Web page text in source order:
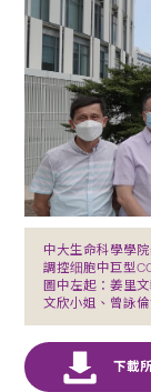
中大生命科學學
調控细胞中巨型
圖中左起：姜里
文欣小姐、曾詠